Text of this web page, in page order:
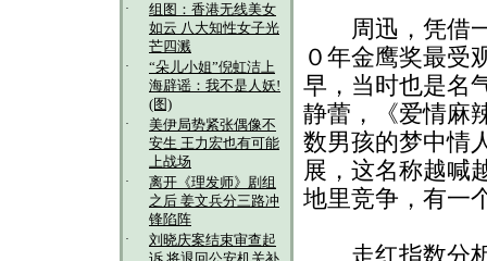
·
组图：香港无线美女
如云 八大知性女子光
芒四溅
·
“朵儿小姐”倪虹洁上
海辟谣：我不是人妖!
(图)
·
美伊局势紧张偶像不
安生 王力宏也有可能
上战场
·
离开《理发师》剧组
之后 姜文兵分三路冲
锋陷阵
·
刘晓庆案结束审查起
周迅，凭借一
０年金鹰奖最受
早，当时也是名
静蕾，《爱情麻
数男孩的梦中情
展，这名称越喊
地里竞争，有一
走红指数分析